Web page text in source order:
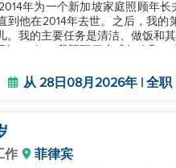
年为一个新加坡家庭照顾年
到他在2014年去世。之后，我
。我的主要任务是清洁、做饭和
从 28日08月2026年 | 全职
作 菲律宾